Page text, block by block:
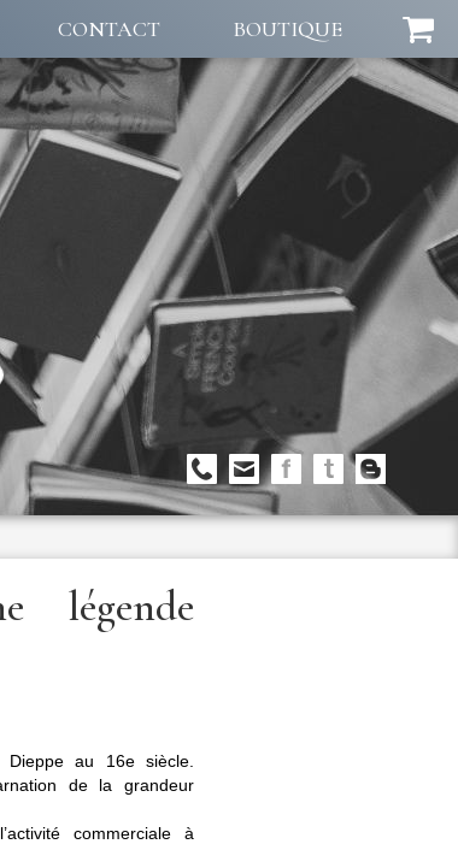
CONTACT BOUTIQUE
légende
au 16e siècle.
de la grandeur
commerciale à